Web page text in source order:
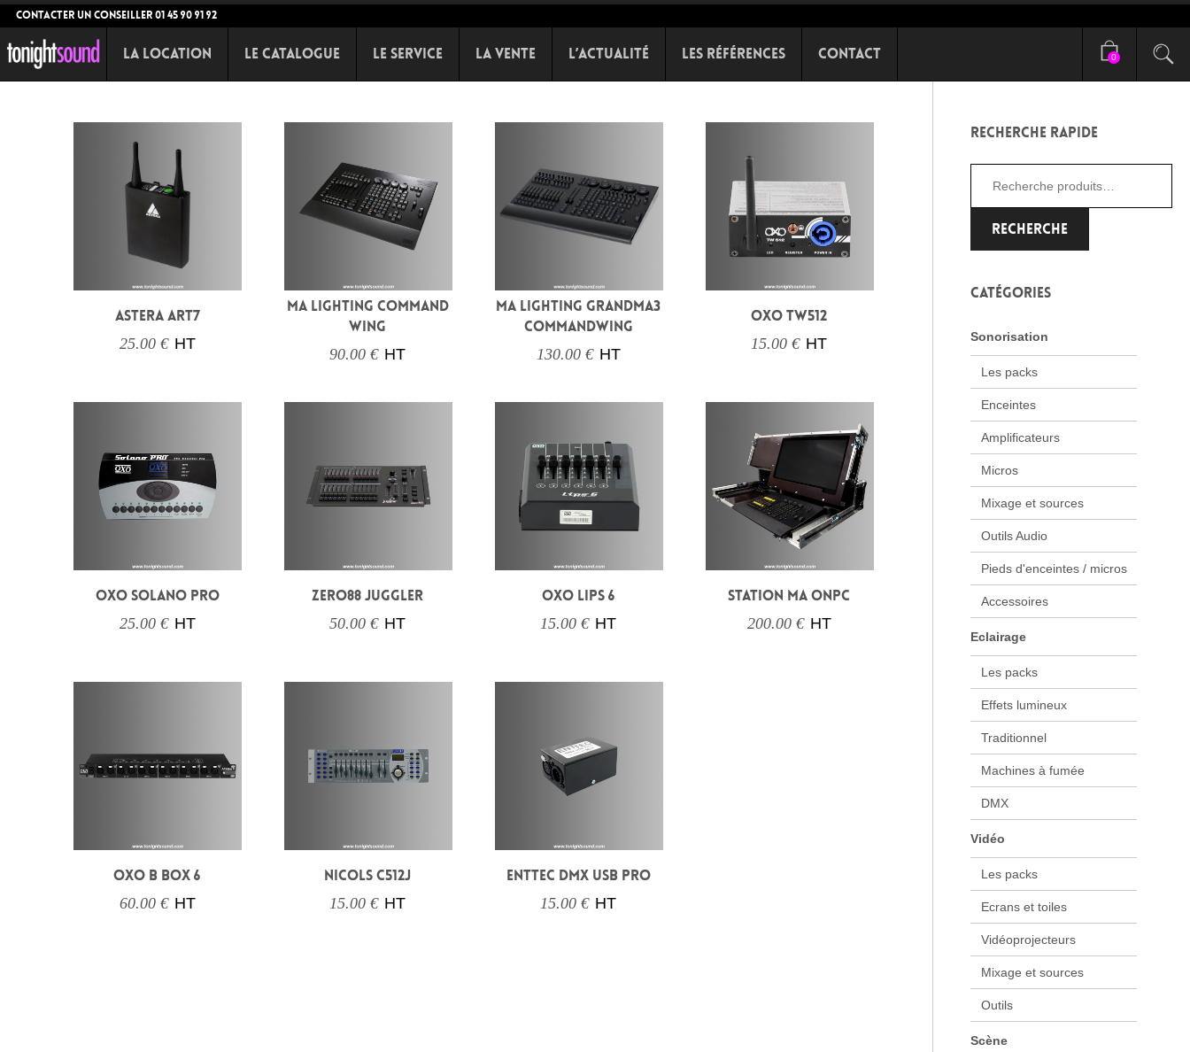
CONTACTER UN CONSEILLER 01 45 90 91 92
La Location Le Catalogue Le Service La Vente L’Actualité Les références Contact 0
ASTERA ART7
25.00 € HT
MA LIGHTING COMMAND
WING
90.00 € HT
MA LIGHTING GRANDMA3
COMMANDWING
130.00 € HT
OXO TW512
15.00 € HT
OXO SOLANO PRO
25.00 € HT
ZERO88 JUGGLER
50.00 € HT
OXO LIPS 6
15.00 € HT
STATION MA ONPC
200.00 € HT
OXO B BOX 6
60.00 € HT
NICOLS C512J
15.00 € HT
ENTTEC DMX USB PRO
15.00 € HT
RECHERCHE RAPIDE
CATÉGORIES
Sonorisation
Les packs
Enceintes
Amplificateurs
Micros
Mixage et sources
Outils Audio
Pieds d'enceintes / micros
Accessoires
Eclairage
Les packs
Effets lumineux
Traditionnel
Machines à fumée
DMX
Vidéo
Les packs
Ecrans et toiles
Vidéoprojecteurs
Mixage et sources
Outils
Scène